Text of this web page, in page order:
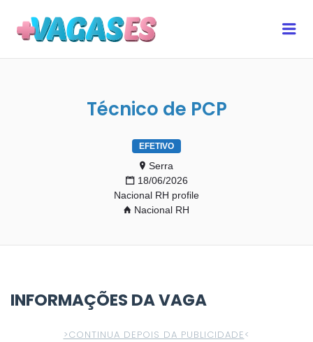
Técnico de PCP
EFETIVO
Serra
18/06/2026
Nacional RH profile
Nacional RH
INFORMAÇÕES DA VAGA
>CONTINUA DEPOIS DA PUBLICIDADE<